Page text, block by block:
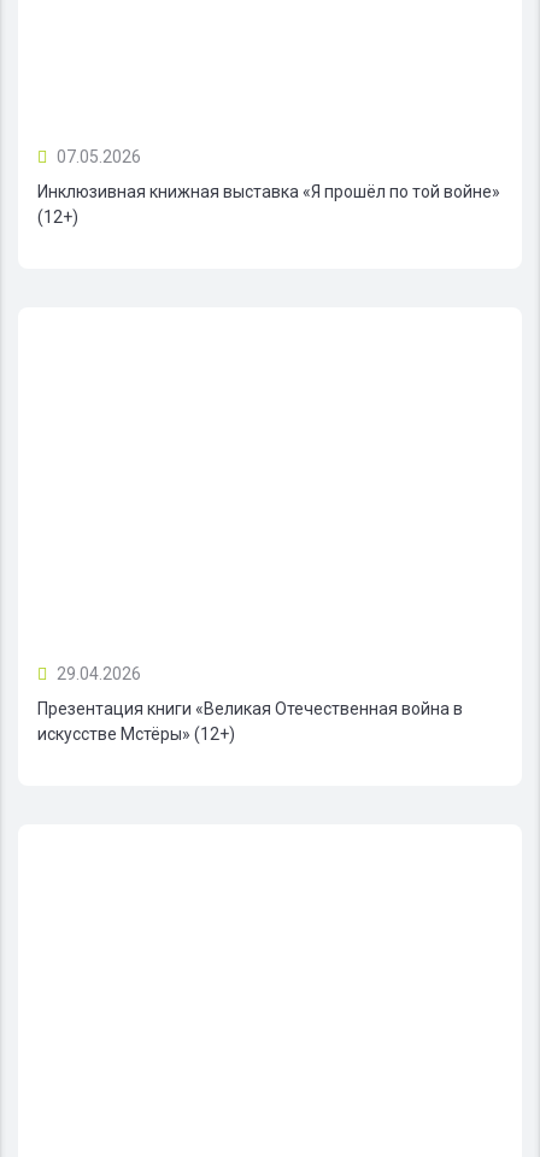
07.05.2026
Инклюзивная книжная выставка «Я прошёл по той войне»
(12+)
29.04.2026
Презентация книги «Великая Отечественная война в
искусстве Мстёры» (12+)